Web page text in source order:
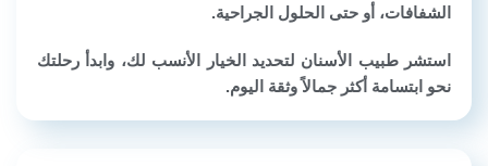
الشفافات، أو حتى الحلول الجراحية.
استشر طبيب الأسنان لتحديد الخيار الأنسب لك، وابدأ رحلتك
نحو ابتسامة أكثر جمالاً وثقة اليوم.